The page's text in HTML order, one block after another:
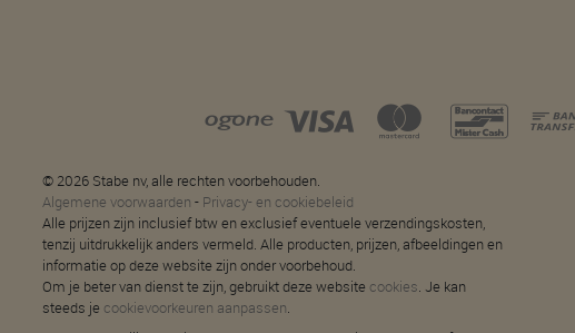
© 2026 Stabe nv, alle rechten voorbehouden.
Algemene voorwaarden - Privacy- en cookiebeleid
Alle prijzen zijn inclusief btw en exclusief eventuele verzendingskosten,
tenzij uitdrukkelijk anders vermeld. Alle producten, prijzen, afbeeldingen en
informatie op deze website zijn onder voorbehoud.
Om je beter van dienst te zijn, gebruikt deze website cookies. Je kan
steeds je cookievoorkeuren aanpassen.